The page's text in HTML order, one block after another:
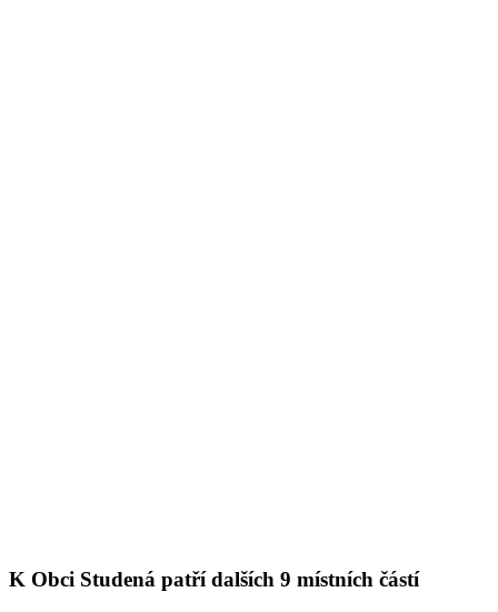
K Obci Studená patří dalších 9 místních částí